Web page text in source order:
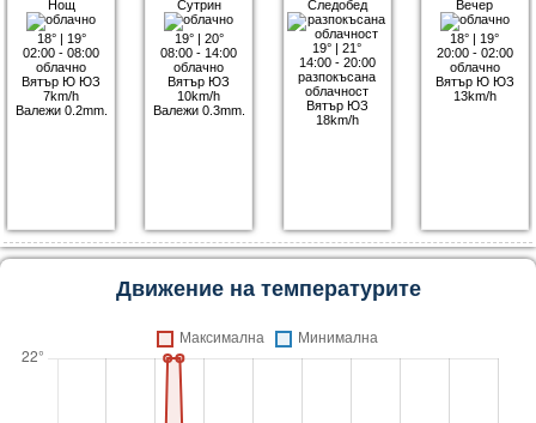
Нощ
18°| 19°
02:00 - 08:00
облачно
Вятър Ю ЮЗ
7km/h
Валежи 0.2mm.
Сутрин
19°| 20°
08:00 - 14:00
облачно
Вятър ЮЗ
10km/h
Валежи 0.3mm.
Следобед
19° |21°
14:00 - 20:00
разпокъсана
облачност
Вятър ЮЗ
18km/h
Вечер
18° | 19°
20:00 - 02:00
облачно
Вятър Ю ЮЗ
13km/h
Движение на температурите